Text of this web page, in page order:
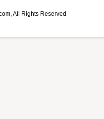
All Rights Reserved